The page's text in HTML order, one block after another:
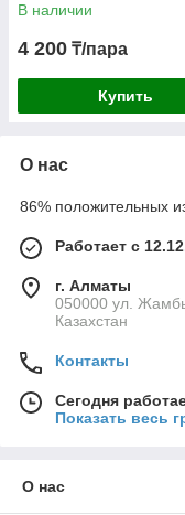
В наличии
4 200 ₸/пара
Купить
О нас
86% положительных
Работает с
г. Алматы
050000 ул.
Казахстан
Контакты
Сегодня
Показать весь
О нас